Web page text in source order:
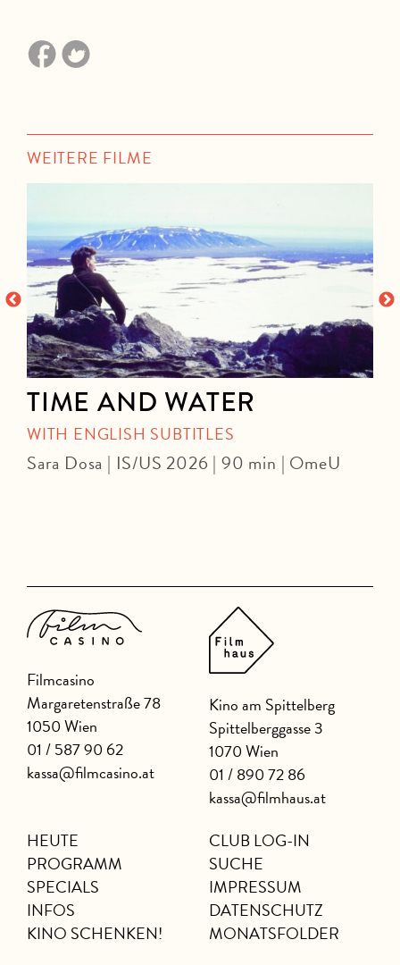
WEITERE FILME
TIME AND WATER
WITH ENGLISH SUBTITLES
Sara Dosa | IS/US 2026 | 90 min | OmeU
Filmcasino
Margaretenstraße 78
1050 Wien
01 / 587 90 62
kassa@filmcasino.at
Kino am Spittelberg
Spittelberggasse 3
1070 Wien
01 / 890 72 86
kassa@filmhaus.at
HEUTE
PROGRAMM
SPECIALS
INFOS
KINO SCHENKEN!
CLUB LOG-IN
SUCHE
IMPRESSUM
DATENSCHUTZ
MONATSFOLDER